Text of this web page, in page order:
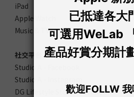
iPad
Apple Watch
Music & TV
社交平台
Studio A - Facebook
Studio A - Instagram
DG Lifestyle Store - Facebook